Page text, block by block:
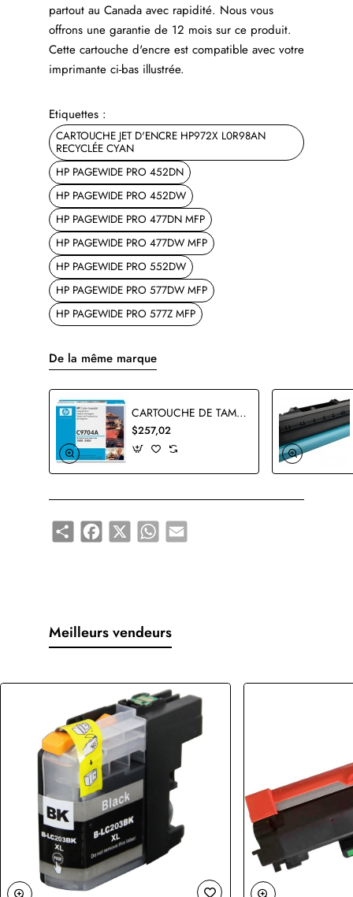
partout au Canada avec rapidité. Nous vous
offrons une garantie de 12 mois sur ce produit.
Cette cartouche d'encre est compatible avec votre
imprimante ci-bas illustrée.
Etiquettes :
CARTOUCHE JET D'ENCRE HP972X L0R98AN
RECYCLÉE CYAN
HP PAGEWIDE PRO 452DN
HP PAGEWIDE PRO 452DW
HP PAGEWIDE PRO 477DN MFP
HP PAGEWIDE PRO 477DW MFP
HP PAGEWIDE PRO 552DW
HP PAGEWIDE PRO 577DW MFP
HP PAGEWIDE PRO 577Z MFP
De la même marque
CARTOUCHE DE TAMBOUR HP C9704A ORIGINALE
$257,02
Share Facebook
X WhatsApp
Email
Meilleurs vendeurs